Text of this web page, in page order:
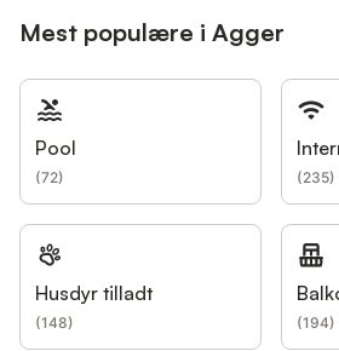
Mest populære i Agger
Pool
(72) (235)
Husdyr tilladt
(148) (194)